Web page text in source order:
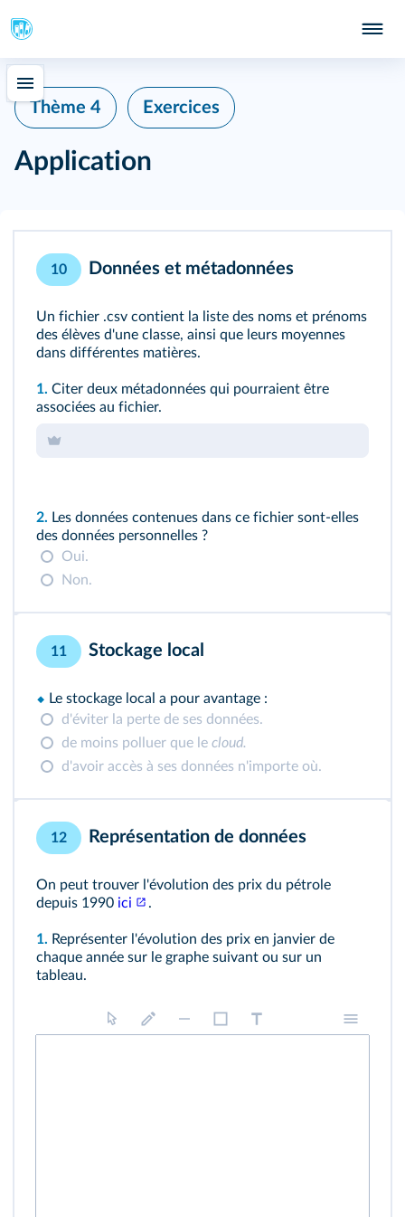
Thème 4 Exercices
Application
10 Données et métadonnées
Un fichier .csv contient la liste des noms et prénoms
des élèves d'une classe, ainsi que leurs moyennes
dans différentes matières.
1. Citer deux métadonnées qui pourraient être
associées au fichier.
2. Les données contenues dans ce fichier sont‑elles
des données personnelles ?
Oui.
Non.
11 Stockage local
⬥ Le stockage local a pour avantage :
d'éviter la perte de ses données.
de moins polluer que le cloud.
d'avoir accès à ses données n'importe où.
12 Représentation de données
On peut trouver l'évolution des prix du pétrole
depuis 1990 ici .
1. Représenter l'évolution des prix en janvier de
chaque année sur le graphe suivant ou sur un
tableau.